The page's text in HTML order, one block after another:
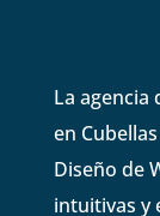
La agencia
en
Diseño de
intuitivas y